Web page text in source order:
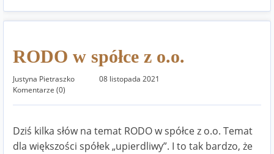
RODO w spółce z o.o.
Justyna Pietraszko
08 listopada 2021
Komentarze (0)
Dziś kilka słów na temat RODO w spółce z o.o. Temat
dla większości spółek „upierdliwy”. I to tak bardzo, że